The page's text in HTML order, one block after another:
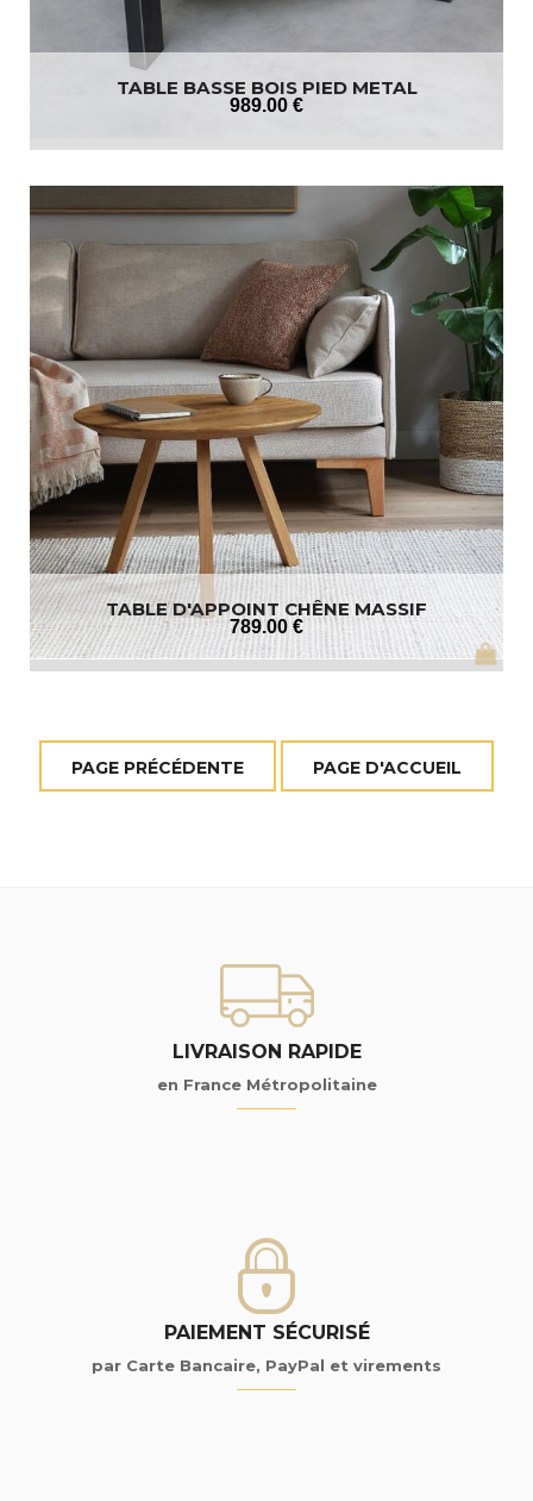
TABLE BASSE BOIS PIED METAL
989.00 €
TABLE D'APPOINT CHÊNE MASSIF
789.00 €
LIVRAISON RAPIDE
en France Métropolitaine
PAIEMENT SÉCURISÉ
par Carte Bancaire, PayPal et virements